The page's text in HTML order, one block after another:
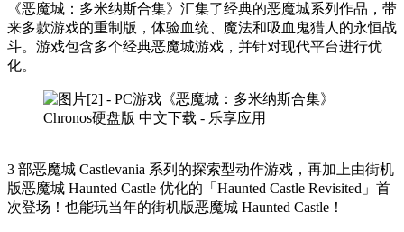
《恶魔城：多米纳斯合集》汇集了经典的恶魔城系列作品，带
来多款游戏的重制版，体验血统、魔法和吸血鬼猎人的永恒战
斗。游戏包含多个经典恶魔城游戏，并针对现代平台进行优
化。
3 部恶魔城 Castlevania 系列的探索型动作游戏，再加上由街机
版恶魔城 Haunted Castle 优化的「Haunted Castle Revisited」首
次登场！也能玩当年的街机版恶魔城 Haunted Castle！